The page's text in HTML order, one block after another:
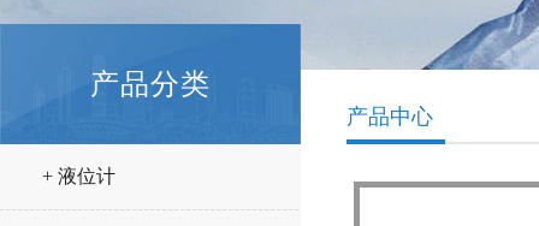
产品分类
+ 液位计
产品中心